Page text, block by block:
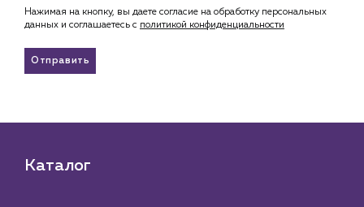
Нажимая на кнопку, вы даете согласие на обработку персональных
данных и соглашаетесь c политикой конфиденциальности
Отправить
Каталог